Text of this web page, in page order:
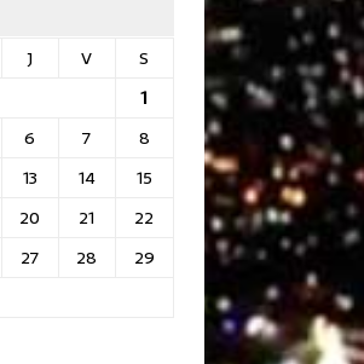
J V
S
1
6 7
8
13 14
15
20 21
22
27 28
29